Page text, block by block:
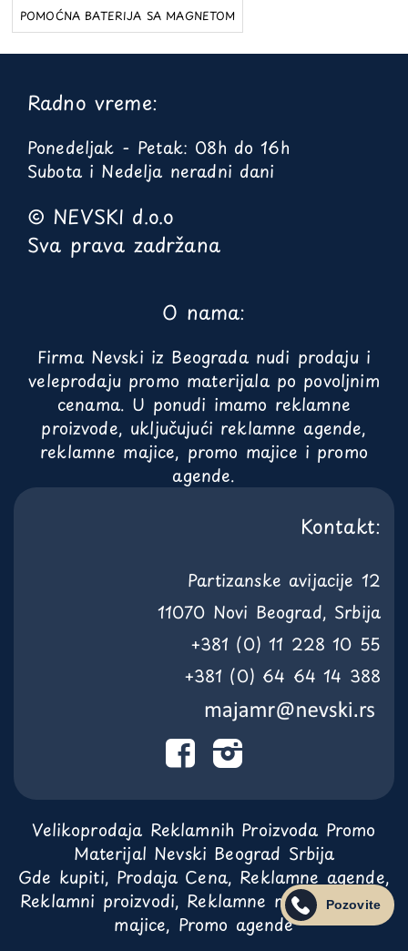
POMOĆNA BATERIJA SA MAGNETOM
Radno vreme:
Ponedeljak - Petak: 08h do 16h
Subota i Nedelja neradni dani
© NEVSKI d.o.o
Sva prava zadržana
O nama:
Firma Nevski iz Beograda nudi prodaju i
veleprodaju promo materijala po povoljnim
cenama. U ponudi imamo reklamne
proizvode, uključujući reklamne agende,
reklamne majice, promo majice i promo
agende.
Kontakt:
Partizanske avijacije 12
11070 Novi Beograd, Srbija
+381 (0) 11 228 10 55
+381 (0) 64 64 14 388
Velikoprodaja Reklamnih Proizvoda Promo
Materijal Nevski Beograd Srbija
Gde kupiti, Prodaja Cena, Reklamne agende,
Reklamni proizvodi, Reklamne majice, Promo
majice, Promo agende
Pozovite